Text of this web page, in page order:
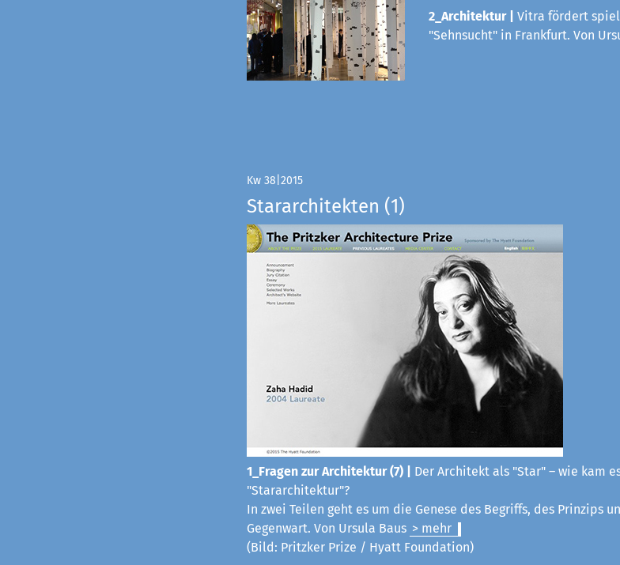
2_Architektur |
Vitra fördert
"Sehnsucht" in Frankfurt. Von
Kw 38|2015
Stararchitekten (1)
1_Fragen zur Architektur (7) |
Der Architekt als "Star" – wie kam
"Stararchitektur"?
In zwei Teilen geht es um die Genese des Begriffs, des Prinzips
Gegenwart. Von Ursula Baus > mehr
(Bild: Pritzker Prize / Hyatt Foundation)